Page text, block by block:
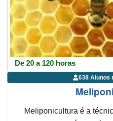
De 20 a 120 horas
638 Alunos
Meliponicultura é a